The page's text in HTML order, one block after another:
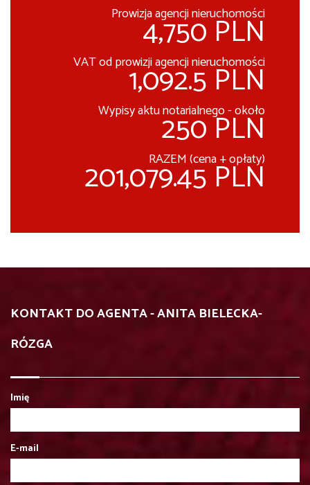
Prowizja agencji nieruchomości
4,750 PLN
VAT od prowizji agencji nieruchomości
1,092.5 PLN
Wypisy aktu notarialnego - około
250 PLN
RAZEM (cena + opłaty)
201,079.45 PLN
KONTAKT DO AGENTA - ANITA BIELECKA-
RÓZGA
Imię
E-mail